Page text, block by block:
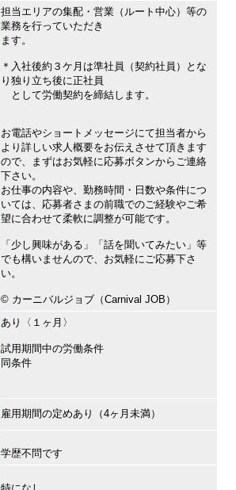
担当エリアの集配・営業（ルート中心）等の
業務を行っていただき
ます。
＊入社後約３ケ月は準社員（契約社員）とな
り独り立ち後に正社員
として労働契約を締結します。
お電話やショートメッセージにて担当者から
より詳しい求人概要をお伝えさせて頂きます
ので、まずはお気軽に応募ボタンからご連絡
下さい。
お仕事の内容や、勤務時間・日数や条件につ
いては、応募者さまの前職でのご経験やご希
望に合わせて柔軟に調整が可能です。
「少し興味がある」「話を聞いてみたい」等
でも構いませんので、お気軽にご応募下さ
い。
©︎ カーニバルジョブ（Carnival JOB）
あり〈１ヶ月〉
試用期間中の労働条件
同条件
雇用期間の定めあり（4ヶ月未満）
学歴不問です